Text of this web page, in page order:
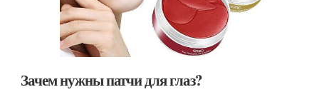
Зачем нужны патчи для глаз?